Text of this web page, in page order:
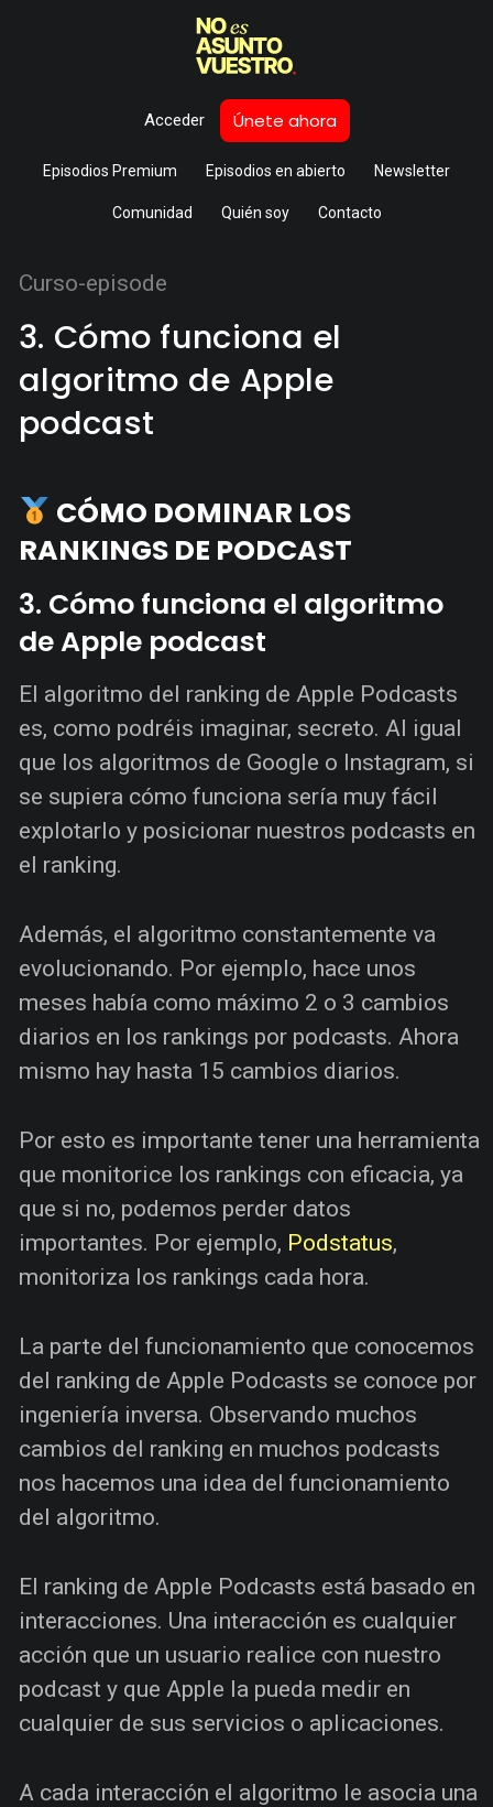
Acceder Únete ahora
Episodios Premium Episodios en abierto Newsletter
Comunidad Quién soy Contacto
Curso-episode
3. Cómo funciona el
algoritmo de Apple
podcast
CÓMO DOMINAR LOS
RANKINGS DE PODCAST
3. Cómo funciona el algoritmo
de Apple podcast
El algoritmo del ranking de Apple Podcasts
es, como podréis imaginar, secreto. Al igual
que los algoritmos de Google o Instagram, si
se supiera cómo funciona sería muy fácil
explotarlo y posicionar nuestros podcasts en
el ranking.
Además, el algoritmo constantemente va
evolucionando. Por ejemplo, hace unos
meses había como máximo 2 o 3 cambios
diarios en los rankings por podcasts. Ahora
mismo hay hasta 15 cambios diarios.
Por esto es importante tener una herramienta
que monitorice los rankings con eficacia, ya
que si no, podemos perder datos
importantes. Por ejemplo, Podstatus,
monitoriza los rankings cada hora.
La parte del funcionamiento que conocemos
del ranking de Apple Podcasts se conoce por
ingeniería inversa. Observando muchos
cambios del ranking en muchos podcasts
nos hacemos una idea del funcionamiento
del algoritmo.
El ranking de Apple Podcasts está basado en
interacciones. Una interacción es cualquier
acción que un usuario realice con nuestro
podcast y que Apple la pueda medir en
cualquier de sus servicios o aplicaciones.
A cada interacción el algoritmo le asocia una